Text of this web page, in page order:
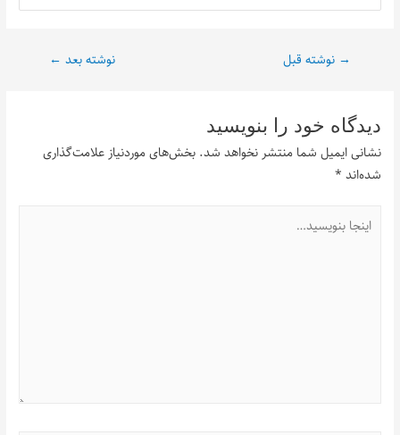
→ نوشته قبل نوشته بعد ←
دیدگاه‌ خود را بنویسید
نشانی ایمیل شما منتشر نخواهد شد. بخش‌های موردنیاز علامت‌گذاری
شده‌اند *